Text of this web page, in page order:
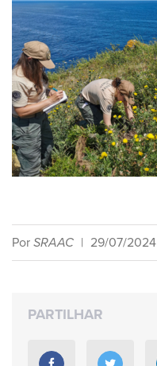
Por SRAAC | 29/07/2024
PARTILHAR